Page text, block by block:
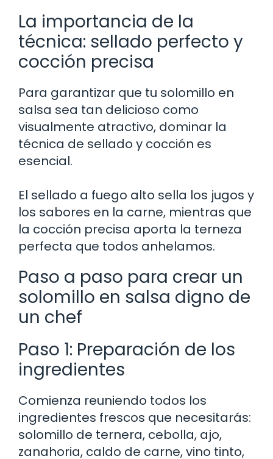
La importancia de la
técnica: sellado perfecto y
cocción precisa
Para garantizar que tu solomillo en
salsa sea tan delicioso como
visualmente atractivo, dominar la
técnica de sellado y cocción es
esencial.
El sellado a fuego alto sella los jugos y
los sabores en la carne, mientras que
la cocción precisa aporta la terneza
perfecta que todos anhelamos.
Paso a paso para crear un
solomillo en salsa digno de
un chef
Paso 1: Preparación de los
ingredientes
Comienza reuniendo todos los
ingredientes frescos que necesitarás:
solomillo de ternera, cebolla, ajo,
zanahoria, caldo de carne, vino tinto,